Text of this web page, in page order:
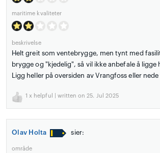
maritime kvaliteter
beskrivelse
Helt greit som ventebrygge, men tynt med
brygge og "kjedelig", så vil ikke anbefale å ligge
Ligg heller på oversiden av Vrangfoss eller
1 x helpful | written on 25. Jul 2025
Olav Holta sier:
område